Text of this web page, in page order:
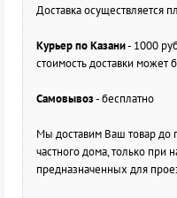
Доставка осуществляется
Курьер по Казани- 1000
стоимость доставки может
Самовывоз- бесплатно
Мы доставим Ваш товар до
частного дома, только при
предназначенных для